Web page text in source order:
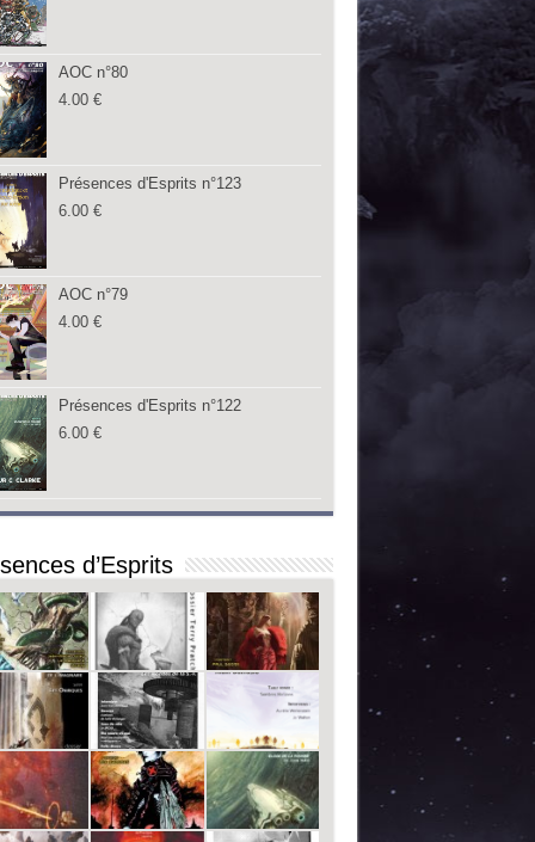
AOC n°80
4.00 €
Présences d'Esprits n°123
6.00 €
AOC n°79
4.00 €
Présences d'Esprits n°122
6.00 €
d’Esprits